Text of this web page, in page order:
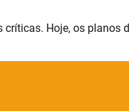
Hoje, os planos